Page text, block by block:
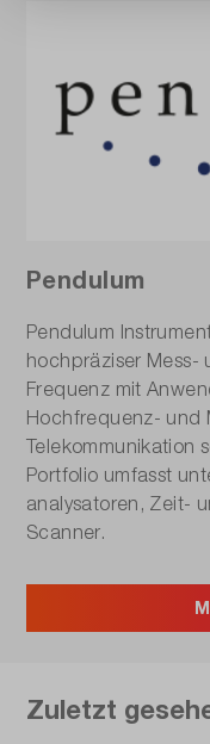
Pendulum
Pendulum
hochpräziser Mess-
Frequenz mit
Hochfrequenz- und
Telekommunikation
Portfolio umfasst
analysatoren, Zeit-
Scanner.
Zuletzt